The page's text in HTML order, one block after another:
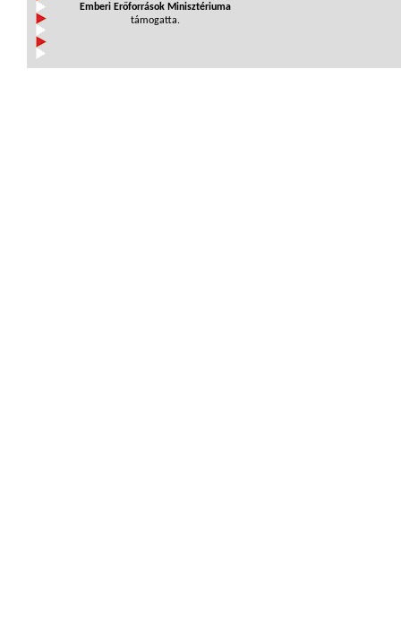
Emberi Erőforrások Minisztériuma
támogatta.